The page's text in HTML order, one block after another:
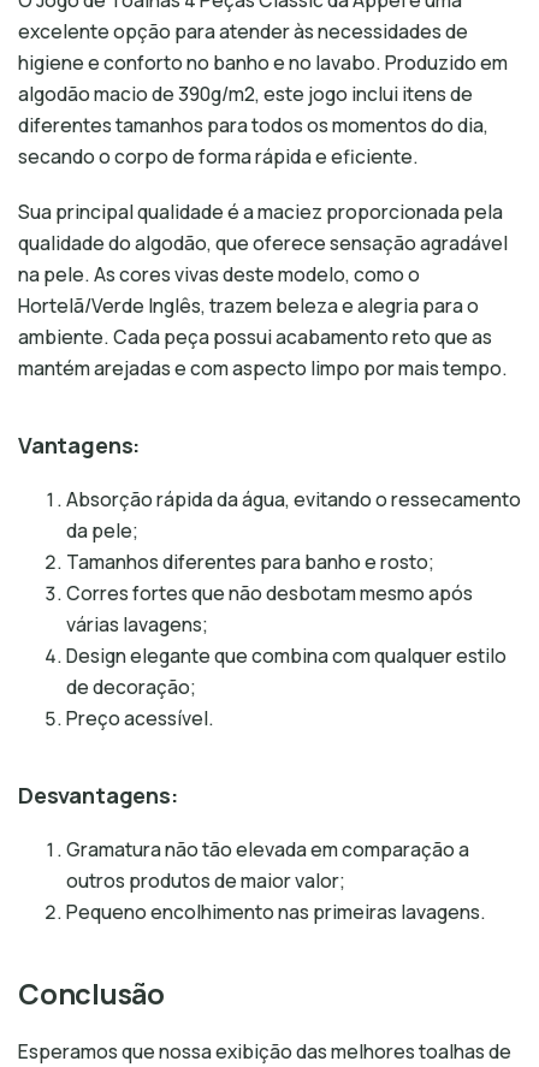
excelente opção para atender às necessidades de
higiene e conforto no banho e no lavabo. Produzido em
algodão macio de 390g/m2, este jogo inclui itens de
diferentes tamanhos para todos os momentos do dia,
secando o corpo de forma rápida e eficiente.
Sua principal qualidade é a maciez proporcionada pela
qualidade do algodão, que oferece sensação agradável
na pele. As cores vivas deste modelo, como o
Hortelã/Verde Inglês, trazem beleza e alegria para o
ambiente. Cada peça possui acabamento reto que as
mantém arejadas e com aspecto limpo por mais tempo.
Vantagens:
Absorção rápida da água, evitando o ressecamento
da pele;
Tamanhos diferentes para banho e rosto;
Corres fortes que não desbotam mesmo após
várias lavagens;
Design elegante que combina com qualquer estilo
de decoração;
Preço acessível.
Desvantagens:
Gramatura não tão elevada em comparação a
outros produtos de maior valor;
Pequeno encolhimento nas primeiras lavagens.
Conclusão
Esperamos que nossa exibição das melhores toalhas de